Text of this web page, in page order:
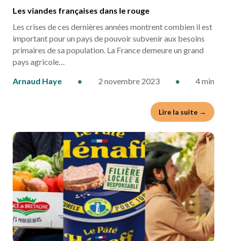
Les viandes françaises dans le rouge
Les crises de ces dernières années montrent combien il est
important pour un pays de pouvoir subvenir aux besoins
primaires de sa population. La France demeure un grand
pays agricole…
Arnaud Haye
• 2 novembre 2023 • 4 min
Lire la suite →